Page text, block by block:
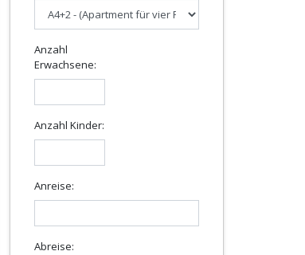
Anzahl
Erwachsene:
Anzahl Kinder:
Anreise:
Abreise: